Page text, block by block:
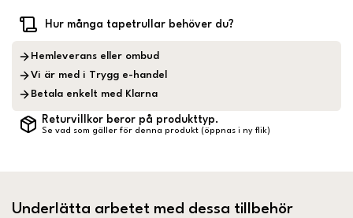
Hur många tapetrullar behöver du?
Hemleverans eller ombud
Vi är med i Trygg e-handel
Betala enkelt med Klarna
Returvillkor beror på produkttyp.
Se vad som gäller för denna produkt (öppnas i ny flik)
Underlätta arbetet med dessa tillbehör